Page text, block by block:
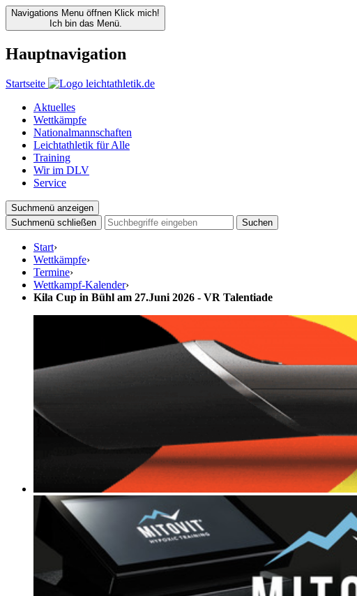
Navigations Menu öffnen Klick mich!
Ich bin das Menü.
Hauptnavigation
Startseite
Aktuelles
Wettkämpfe
Nationalmannschaften
Leichtathletik für Alle
Training
Wir im DLV
Service
Suchmenü anzeigen
Suchmenü schließen
Suchen
Start›
Wettkämpfe›
Termine›
Wettkampf-Kalender›
Kila Cup in Bühl am 27.Juni 2026 - VR Talentiade